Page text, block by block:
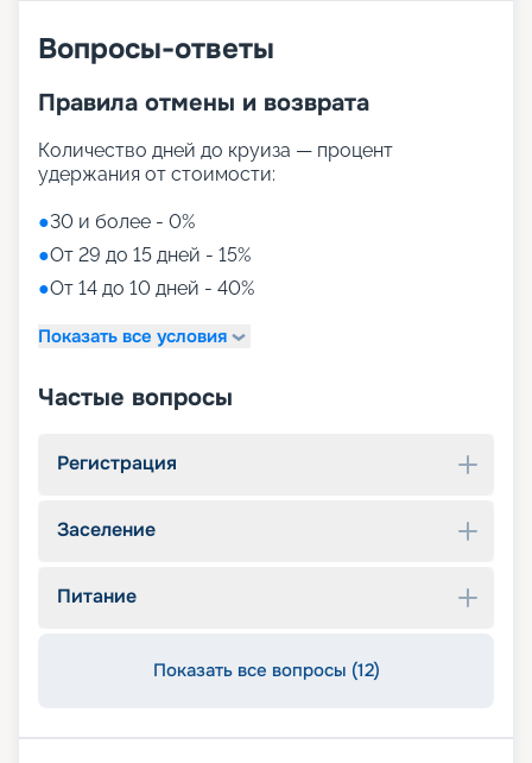
Вопросы-ответы
Правила отмены и возврата
Количество дней до круиза — процент
удержания от стоимости:
●30 и более - 0%
●От 29 до 15 дней - 15%
●От 14 до 10 дней - 40%
Показать все условия
Частые вопросы
Регистрация
Заселение
Питание
Показать все вопросы (12)